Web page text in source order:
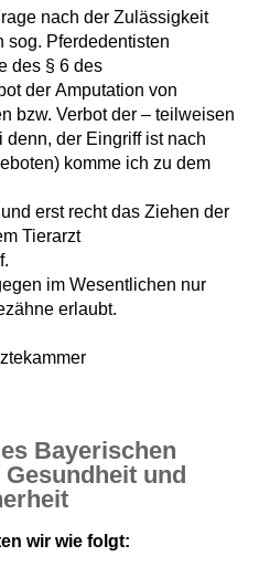
nach der Zulässigkeit
sog. Pferdedentisten
des § 6 des
der Amputation von
bzw. Verbot der – teilweisen
der Eingriff ist nach
komme ich zu dem
erst recht das Ziehen der
Tierarzt
im Wesentlichen nur
erlaubt.
Bayerischen
und
wir wie folgt: